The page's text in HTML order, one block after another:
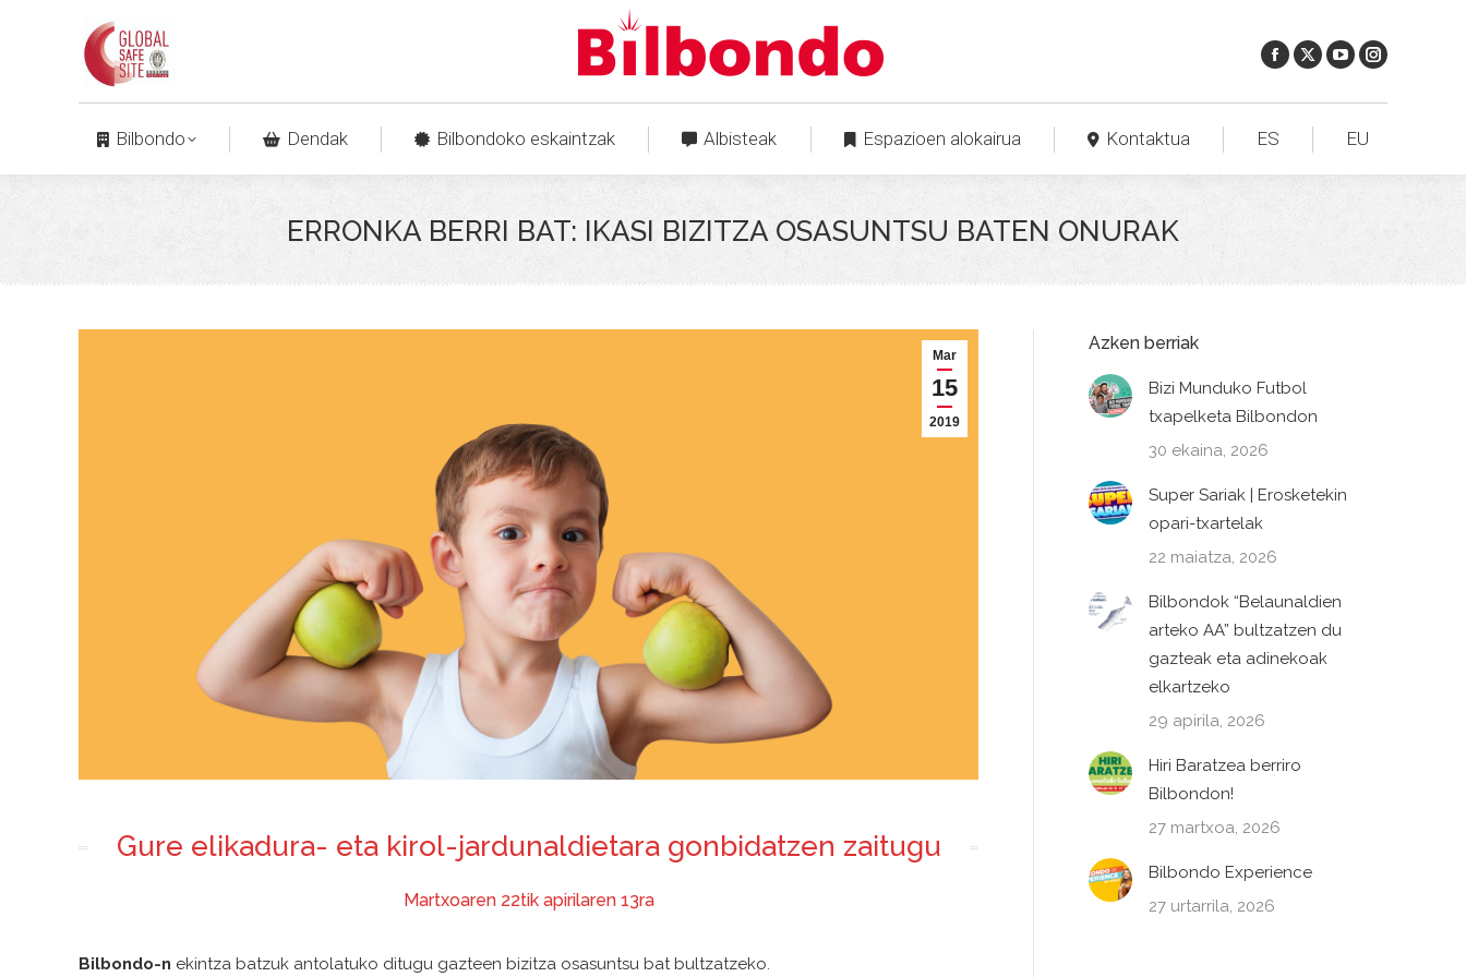
Bilbondo Dendak Bilbondoko eskaintzak Albisteak Espazioen alokairua Kontaktua ES EU
ERRONKA BERRI BAT: IKASI BIZITZA OSASUNTSU BATEN ONURAK
Mar
15
2019
Gure elikadura- eta kirol-jardunaldietara gonbidatzen zaitugu
Martxoaren 22tik apirilaren 13ra
Bilbondo-n ekintza batzuk antolatuko ditugu gazteen bizitza osasuntsu bat bultzatzeko.
Azken berriak
Bizi Munduko Futbol
txapelketa Bilbondon
30 ekaina, 2026
Super Sariak | Erosketekin
opari-txartelak
22 maiatza, 2026
Bilbondok “Belaunaldien
arteko AA” bultzatzen du
gazteak eta adinekoak
elkartzeko
29 apirila, 2026
Hiri Baratzea berriro
Bilbondon!
27 martxoa, 2026
Bilbondo Experience
27 urtarrila, 2026